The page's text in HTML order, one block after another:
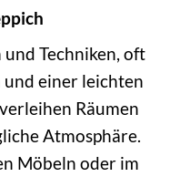
Techniken, oft
einer leichten
Räumen
Atmosphäre.
Möbeln oder im